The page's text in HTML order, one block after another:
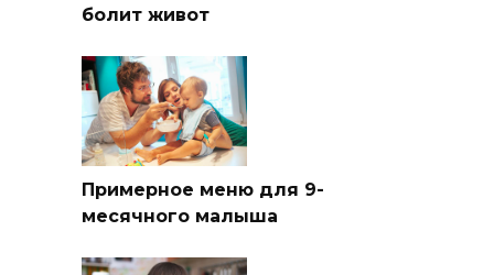
болит живот
Примерное меню для 9-
месячного малыша